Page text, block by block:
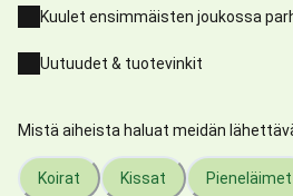
Kuulet ensimmäisten joukossa
Uutuudet & tuotevinkit
Mistä aiheista haluat meidän
Koirat Kissat Pieneläimet